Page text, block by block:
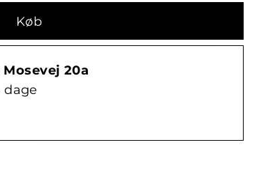
Mosevej 20a